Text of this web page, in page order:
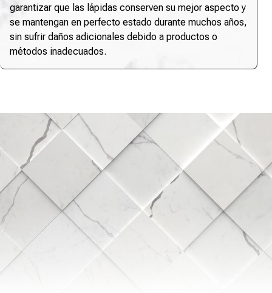
garantizar que las lápidas conserven su mejor aspecto y
se mantengan en perfecto estado durante muchos años,
sin sufrir daños adicionales debido a productos o
métodos inadecuados.